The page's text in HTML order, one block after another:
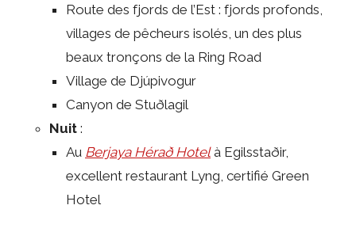
Route des fjords de l’Est : fjords profonds,
villages de pêcheurs isolés, un des plus
beaux tronçons de la Ring Road
Village de Djúpivogur
Canyon de Stuðlagil
Nuit :
Au Berjaya Hérað Hotelà Egilsstaðir,
excellent restaurant Lyng, certifié Green
Hotel